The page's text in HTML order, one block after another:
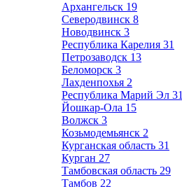
Архангельск 19
Северодвинск 8
Новодвинск 3
Республика Карелия 31
Петрозаводск 13
Беломорск 3
Лахденпохья 2
Республика Марий Эл 31
Йошкар-Ола 15
Волжск 3
Козьмодемьянск 2
Курганская область 31
Курган 27
Тамбовская область 29
Тамбов 22